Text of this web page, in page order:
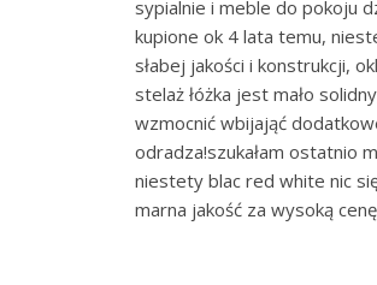
sypialnie i meble do pokoju
kupione ok 4 lata temu,
słabej jakości i konstrukcji,
stelaż łóżka jest mało
wzmocnić wbijająć
odradza!szukałam ostatnio
niestety blac red white nic
marna jakość za wysoką cenę